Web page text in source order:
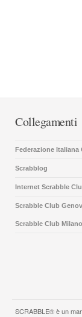
Collegamenti
Federazione Italiana
Scrabblog
Internet Scrabble
Scrabble Club
Scrabble Club Milano
SCRABBLE® è un